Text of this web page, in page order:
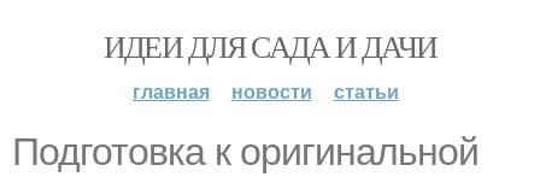
ИДЕИ ДЛЯ САДА И ДАЧИ
главная новости статьи
Подготовка к оригинальной